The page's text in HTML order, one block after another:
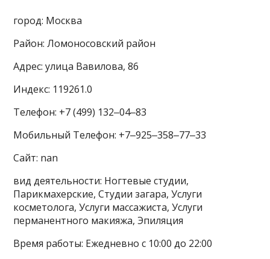
город: Москва
Район: Ломоносовский район
Адрес: улица Вавилова, 86
Индекс: 119261.0
Телефон: +7 (499) 132‒04‒83
Мобильный Телефон: +7‒925‒358‒77‒33
Сайт: nan
вид деятельности: Ногтевые студии,
Парикмахерские, Студии загара, Услуги
косметолога, Услуги массажиста, Услуги
перманентного макияжа, Эпиляция
Время работы: Ежедневно с 10:00 до 22:00